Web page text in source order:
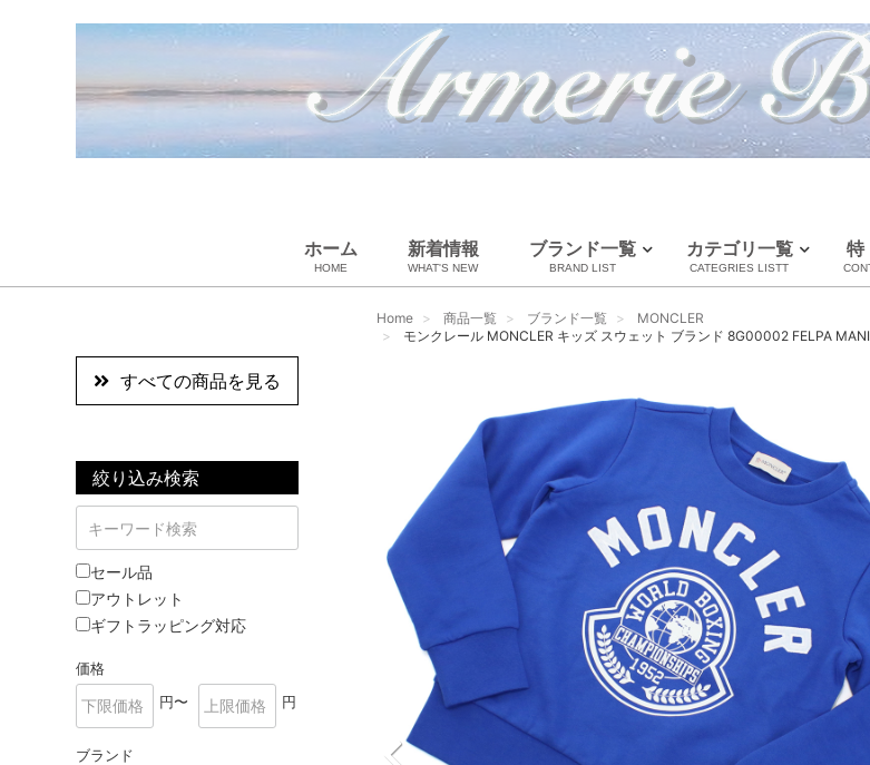
ホーム
HOME
新着情報
WHAT'S NEW
ブランド一覧
BRAND LIST
ルイヴィトン
シャネル
エルメス
全てのブランドを見る
カテゴリ一覧
CATEGRIES LISTT
スカーフ・マフラー
ギフトラッピング
雑貨・その他
バッグ＆ポーチ
アロマ＆フレグランス
Home 商品一覧 ブランド一覧
MONCLER
モンクレール MONCLER キッズ スウェット ブランド 8G00002 FELPA
すべての商品を見る
絞り込み検索
セール品
アウトレット
ギフトラッピング対応
価格
円〜
円
ブランド